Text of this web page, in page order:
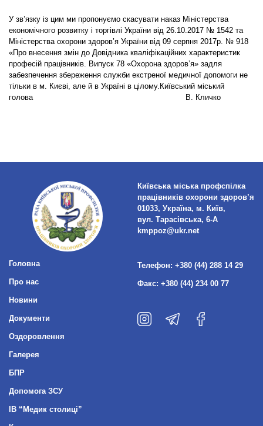
У зв’язку із цим ми пропонуємо скасувати наказ Міністерства
економічного розвитку і торгівлі України від 26.10.2017 № 1542 та
Міністерства охорони здоров’я України від 09 серпня 2017р. № 918
«Про внесення змін до Довідника кваліфікаційних характеристик
професій працівників. Випуск 78 «Охорона здоров’я» задля
забезпечення збереження служби екстреної медичної допомоги не
тільки в м. Києві, але й в Україні в цілому.Київський міський
голова В. Кличко
Головна
Про нас
Новини
Документи
Оздоровлення
Галерея
БПР
Допомога ЗСУ
ІВ “Медик столиці”
Київська міська профспілка
працівників охорони здоров’я
01033, Україна, м. Київ,
вул. Тарасівська, 6-А
kmppoz@ukr.net
Телефон: +380 (44) 288 14 29
Факс: +380 (44) 234 00 77